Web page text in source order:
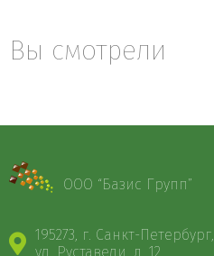
Вы смотрели
ООО “Базис Групп”
195273, г. Санкт-Петербург,
ул. Руставели, д. 12